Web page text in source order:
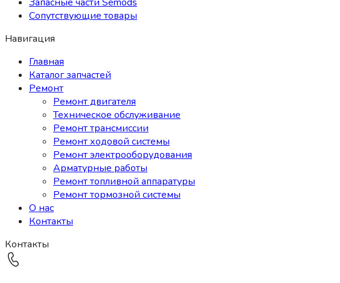
Сопутствующие товары
Навигация
Главная
Каталог запчастей
Ремонт
Ремонт двигателя
Техническое обслуживание
Ремонт трансмиссии
Ремонт ходовой системы
Ремонт электрооборудования
Арматурные работы
Ремонт топливной аппаратуры
Ремонт тормозной системы
О нас
Контакты
Контакты